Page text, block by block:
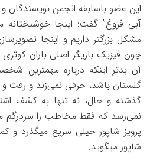
این عضو باسابقه انجمن نویسندگان و
آبی فروغ” گفت: اینجا
مشکل بزرگتر داریم و اینجا
چون فیزیک بازیگر اصلی-باران
آن بدتر اینکه درباره مهمترین
گلستان باشد، حرفی نمی‌زند و رفت
گذشته و حال، نه تنها به کشف
نمی‌رسد که فقط مخاطب را سردرگم
پرویز شاپور خیلی سریع میگذرد و
شاپور میگوید.